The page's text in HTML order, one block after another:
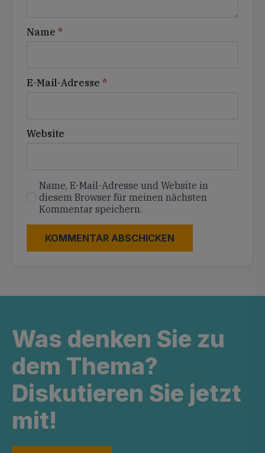
Name *
E-Mail-Adresse *
Website
Name, E-Mail-Adresse und Website in
diesem Browser für meinen nächsten
Kommentar speichern.
Was denken Sie zu
dem Thema?
Diskutieren Sie jetzt
mit!